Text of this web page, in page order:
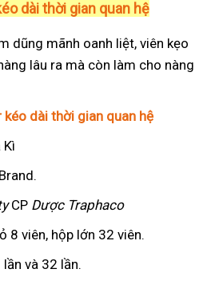
dài thời gian quan hệ
dũng mãnh oanh liệt, viên kẹo
lâu ra mà còn làm cho nàng
dài thời gian quan hệ
Kì
CP Dược Traphaco
8 viên, hộp lớn 32 viên.
và 32 lần.